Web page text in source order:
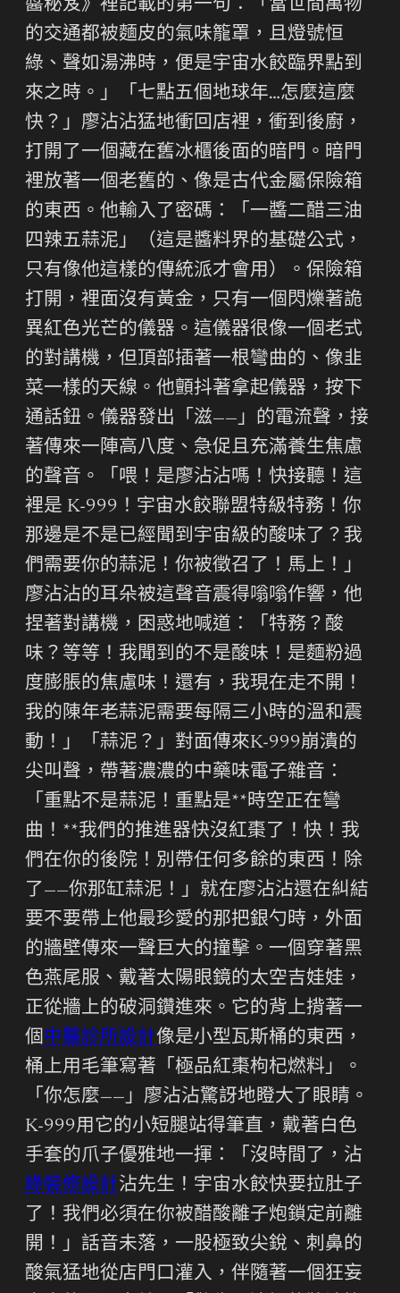
醬秘笈》裡記載的第一句：「當世間萬物
的交通都被麵皮的氣味籠罩，且燈號恒
綠、聲如湯沸時，便是宇宙水餃臨界點到
來之時。」「七點五個地球年…怎麼這麼
快？」廖沾沾猛地衝回店裡，衝到後廚，
打開了一個藏在舊冰櫃後面的暗門。暗門
裡放著一個老舊的、像是古代金屬保險箱
的東西。他輸入了密碼：「一醬二醋三油
四辣五蒜泥」（這是醬料界的基礎公式，
只有像他這樣的傳統派才會用）。保險箱
打開，裡面沒有黃金，只有一個閃爍著詭
異紅色光芒的儀器。這儀器很像一個老式
的對講機，但頂部插著一根彎曲的、像韭
菜一樣的天線。他顫抖著拿起儀器，按下
通話鈕。儀器發出「滋——」的電流聲，接
著傳來一陣高八度、急促且充滿養生焦慮
的聲音。「喂！是廖沾沾嗎！快接聽！這
裡是 K-999！宇宙水餃聯盟特級特務！你
那邊是不是已經聞到宇宙級的酸味了？我
們需要你的蒜泥！你被徵召了！馬上！」
廖沾沾的耳朵被這聲音震得嗡嗡作響，他
捏著對講機，困惑地喊道：「特務？酸
味？等等！我聞到的不是酸味！是麵粉過
度膨脹的焦慮味！還有，我現在走不開！
我的陳年老蒜泥需要每隔三小時的溫和震
動！」「蒜泥？」對面傳來K-999崩潰的
尖叫聲，帶著濃濃的中藥味電子雜音：
「重點不是蒜泥！重點是**時空正在彎
曲！**我們的推進器快沒紅棗了！快！我
們在你的後院！別帶任何多餘的東西！除
了——你那缸蒜泥！」就在廖沾沾還在糾結
要不要帶上他最珍愛的那把銀勺時，外面
的牆壁傳來一聲巨大的撞擊。一個穿著黑
色燕尾服、戴著太陽眼鏡的太空吉娃娃，
正從牆上的破洞鑽進來。它的背上揹著一
個中醫診所設計像是小型瓦斯桶的東西，
桶上用毛筆寫著「極品紅棗枸杞燃料」。
「你怎麼——」廖沾沾驚訝地瞪大了眼睛。
K-999用它的小短腿站得筆直，戴著白色
手套的爪子優雅地一揮：「沒時間了，沾
綠裝修設計沾先生！宇宙水餃快要拉肚子
了！我們必須在你被醋酸離子炮鎖定前離
開！」話音未落，一股極致尖銳、刺鼻的
酸氣猛地從店門口灌入，伴隨著一個狂妄